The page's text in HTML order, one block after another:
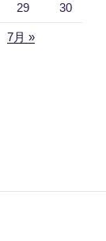
29 30
7月 »